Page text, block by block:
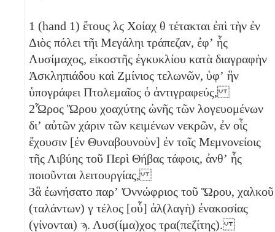
1 (hand 1) ἔτους λϛ Χοίαχ θ τέτακται ἐπὶ τὴν ἐν
Διὸς πόλει τῆι Μεγάληι τράπεζαν, ἐφʼ ἧς
Λυσίμαχος, εἰκοστῆς ἐγκυκλίου κατὰ διαγραφὴν
Ἀσκληπιάδου καὶ Ζμίνιος τελωνῶν, ὑφʼ ἣν
ὑπογράφει Πτολεμαῖος ὁ ἀντιγραφεύς,
2Ὧρος Ὥρου χοαχύτης ὠνῆς τῶν λογευομένων
διʼ αὐτῶν χάριν τῶν κειμένων νεκρῶν, ἐν οἷς
ἔχουσιν [ἐν Θυναβουνοὺν] ἐν τοῖς Μεμνονείοις
τῆς Λιβύης τοῦ Περὶ Θήβας τάφοις, ἀνθʼ ἧς
ποιοῦνται λειτουργίας,
3ἃ ἐωνήσατο παρʼ Ὀννώφριος τοῦ Ὥρου, χαλκοῦ
(ταλάντων) γ τέλος [οὗ] ἀλ(λαγὴ) ἐνακοσίας
(γίνονται) ϡ. Λυσ(ίμα)χος τρα(πεζίτης).